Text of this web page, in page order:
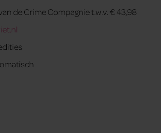
de Crime Compagnie t.w.v. € 43,98